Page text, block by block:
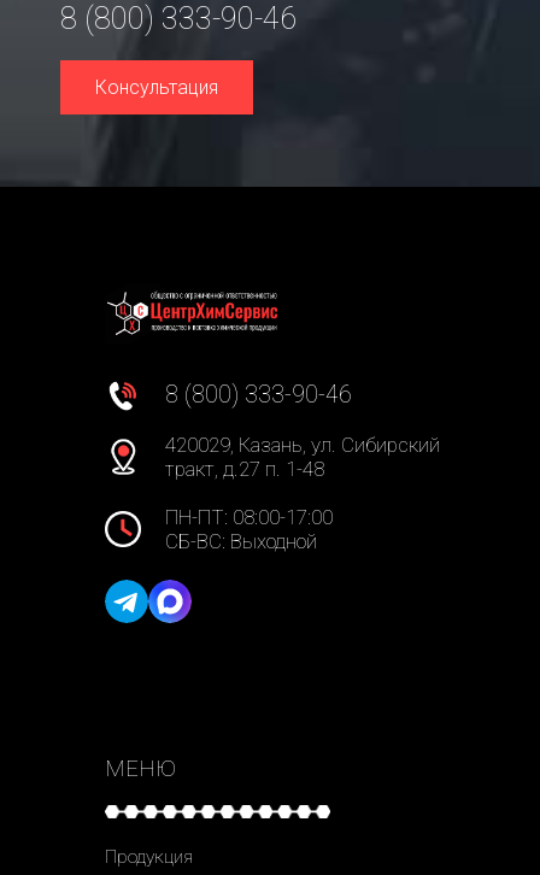
8 (800) 333-90-46
Консультация
8 (800) 333-90-46
420029, Казань, ул. Сибирский
тракт, д.27 п. 1-48
ПН-ПТ: 08:00-17:00
СБ-ВС: Выходной
МЕНЮ
Продукция